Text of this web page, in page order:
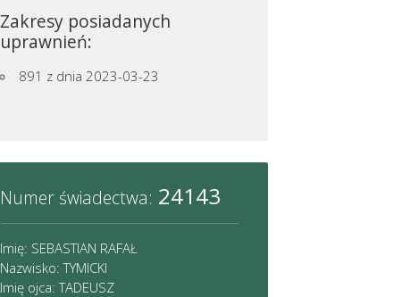
Zakresy posiadanych
uprawnień:
891 z dnia 2023-03-23
Numer świadectwa: 24143
Imię: SEBASTIAN RAFAŁ
Nazwisko: TYMICKI
Imię ojca: TADEUSZ